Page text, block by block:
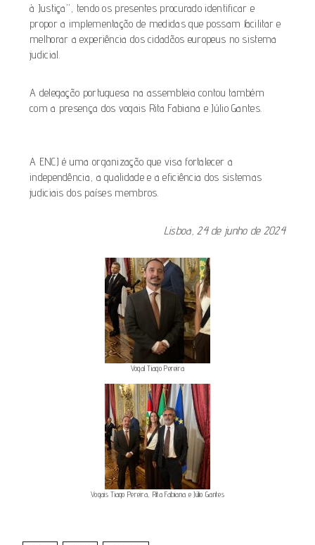
à Justiça”, tendo os presentes procurado identificar e
propor a implementação de medidas que possam facilitar e
melhorar a experiência dos cidadãos europeus no sistema
judicial.
A delegação portuguesa na assembleia contou também
com a presença dos vogais Rita Fabiana e Júlio Gantes.
A ENCJ é uma organização que visa fortalecer a
independência, a qualidade e a eficiência dos sistemas
judiciais dos países membros.
Lisboa, 24 de junho de 2024
Vogal Tiago Pereira
Vogais Tiago Pereira, Rita Fabiana e Júlio Gantes